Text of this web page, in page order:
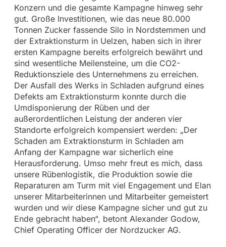
Konzern und die gesamte Kampagne hinweg sehr
gut. Große Investitionen, wie das neue 80.000
Tonnen Zucker fassende Silo in Nordstemmen und
der Extraktionsturm in Uelzen, haben sich in ihrer
ersten Kampagne bereits erfolgreich bewährt und
sind wesentliche Meilensteine, um die CO2-
Reduktionsziele des Unternehmens zu erreichen.
Der Ausfall des Werks in Schladen aufgrund eines
Defekts am Extraktionsturm konnte durch die
Umdisponierung der Rüben und der
außerordentlichen Leistung der anderen vier
Standorte erfolgreich kompensiert werden: „Der
Schaden am Extraktionsturm in Schladen am
Anfang der Kampagne war sicherlich eine
Herausforderung. Umso mehr freut es mich, dass
unsere Rübenlogistik, die Produktion sowie die
Reparaturen am Turm mit viel Engagement und Elan
unserer Mitarbeiterinnen und Mitarbeiter gemeistert
wurden und wir diese Kampagne sicher und gut zu
Ende gebracht haben“, betont Alexander Godow,
Chief Operating Officer der Nordzucker AG.